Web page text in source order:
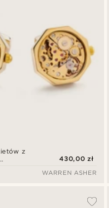
z
430,00 zł
WARREN ASHER